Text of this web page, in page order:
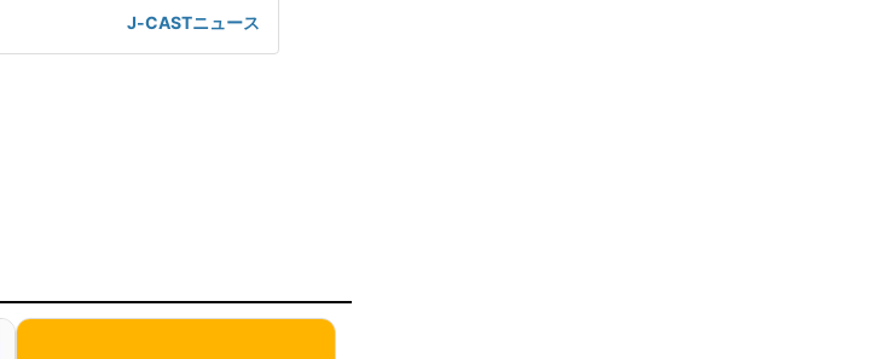
おります」ろぱ仔さんはXで、
し、「【ご報告その2】今年の4
J-CASTニュース